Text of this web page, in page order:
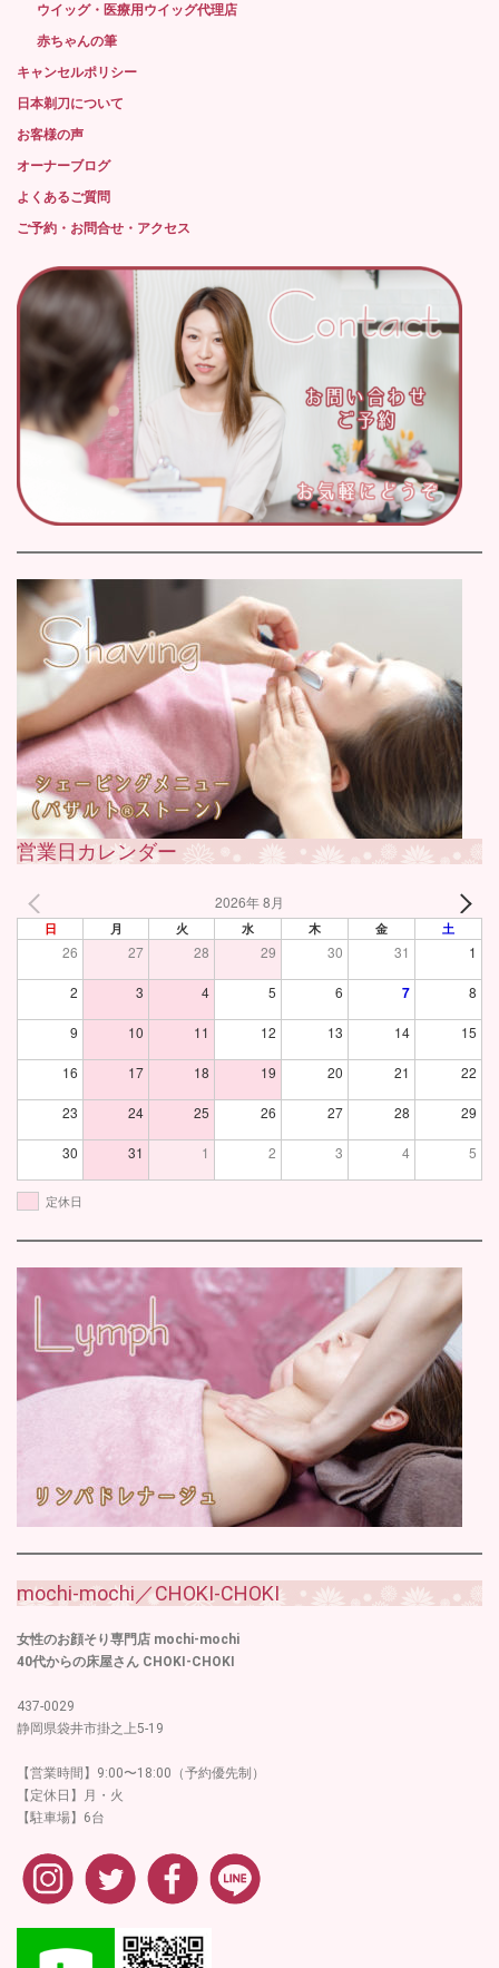
ウイッグ・医療用ウイッグ代理店
赤ちゃんの筆
キャンセルポリシー
日本剃刀について
お客様の声
オーナーブログ
よくあるご質問
ご予約・お問合せ・アクセス
営業日カレンダー
2026年 8月
日 月 火 水 木 金 土
26 27 28 29 30 31 1
2 3 4 5 6 7 8
9 10 11 12 13 14 15
16 17 18 19 20 21 22
23 24 25 26 27 28 29
30 31 1 2 3 4 5
定休日
mochi-mochi／CHOKI-CHOKI
女性のお顔そり専門店 mochi-mochi
40代からの床屋さん CHOKI-CHOKI
437-0029
静岡県袋井市掛之上5-19
【営業時間】9:00〜18:00（予約優先制）
【定休日】月・火
【駐車場】6台